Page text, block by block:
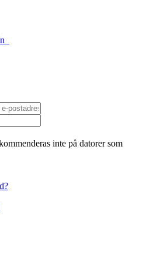
inte på datorer som